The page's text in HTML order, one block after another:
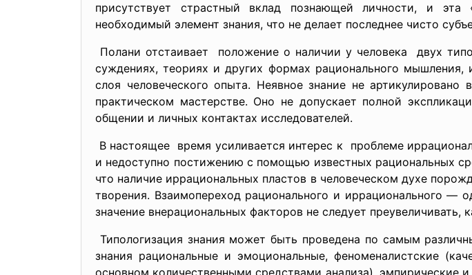
присутствует страстный вклад познающей личности, и эта
необходимый элемент знания, что не делает последнее чисто
Полани отстаивает положение о наличии у человека двух
суждениях, теориях и других формах рационального
слоя человеческого опыта. Неявное знание не
практическом мастерстве. Оно не допускает полной
общении и личных контактах исследователей.
В настоящее время усиливается интерес к проблеме
и недоступно постижению с помощью известных рациональных
что наличие иррациональных пластов в человеческом духе
творения. Взаимопереход рационального и иррационального —
значение внерациональных факторов не следует
Типологизация знания может быть проведена по самым
знания рациональные и эмоциональные, феноменалистские
основном количественными средствами анализа), эмпирические